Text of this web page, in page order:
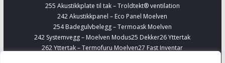
255 Akustikkplate til tak – Troldtekt® ventilation
242 Akustikkpanel – Eco Panel Moelven
254 Badegulvbelegg – Termoask Moelven
242 Systemvegg – Moelven Modus25 Dekker26 Yttertak
262 Yttertak – Termofuru Moelven27 Fast Inventar